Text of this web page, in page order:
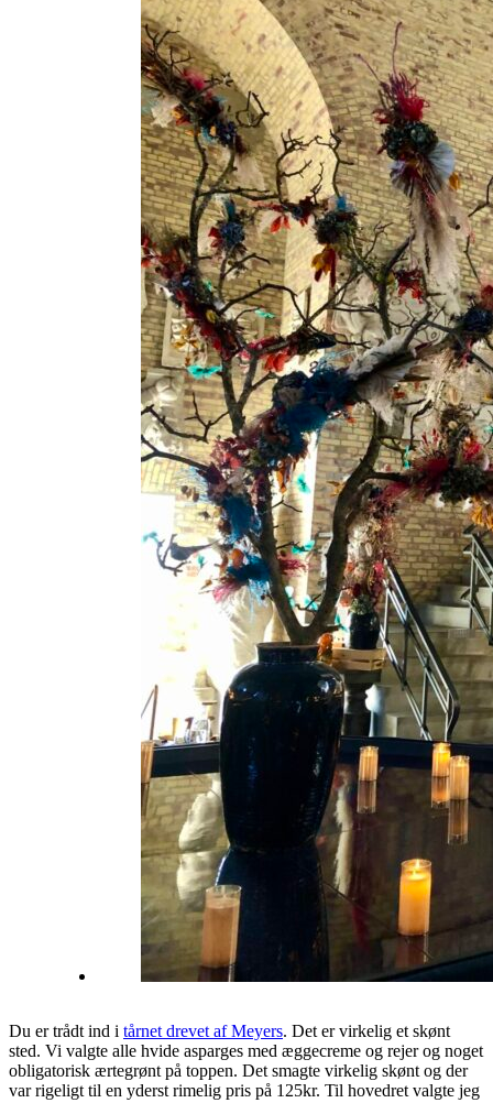
Du er trådt ind i tårnet drevet af Meyers. Det er virkelig et skønt
sted. Vi valgte alle hvide asparges med æggecreme og rejer og noget
obligatorisk ærtegrønt på toppen. Det smagte virkelig skønt og der
var rigeligt til en yderst rimelig pris på 125kr. Til hovedret valgte jeg